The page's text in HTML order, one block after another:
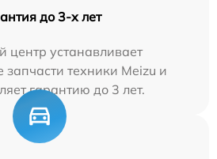
до 3-х лет
центр устанавливает
техники Meizu и
гарантию до 3 лет.